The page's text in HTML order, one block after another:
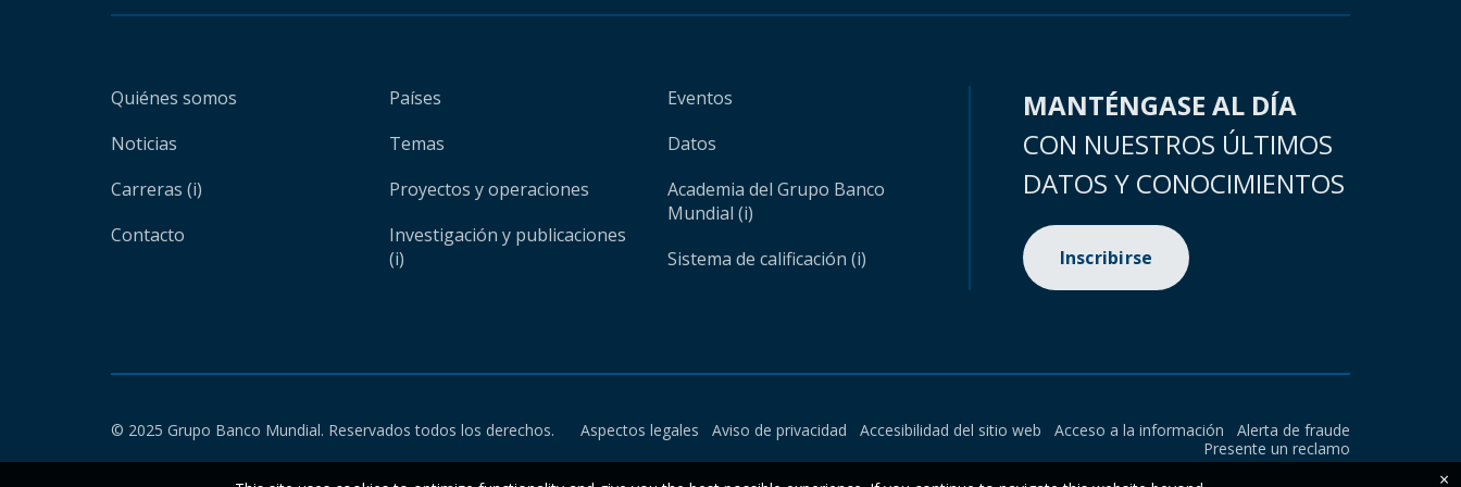
Quiénes somos
Noticias
Carreras (i)
Contacto
Países
Temas
Proyectos y operaciones
Investigación y publicaciones
(i)
Eventos
Datos
Academia del Grupo Banco
Mundial (i)
Sistema de calificación (i)
MANTÉNGASE AL DÍA
CON NUESTROS ÚLTIMOS
DATOS Y CONOCIMIENTOS
Inscribirse
© 2025 Grupo Banco Mundial. Reservados todos los derechos. Aspectos legales Aviso de privacidad Accesibilidad del sitio web Acceso a la información
Alerta de fraude
Presente un reclamo
×